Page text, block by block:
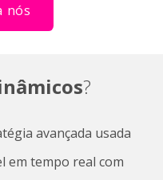
nós
?
avançada usada
em tempo real com